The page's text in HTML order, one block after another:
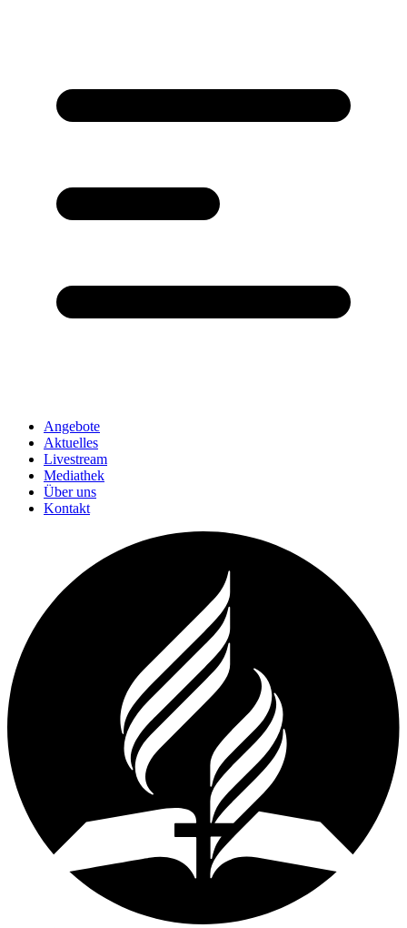
Angebote
Aktuelles
Livestream
Mediathek
Über uns
Kontakt